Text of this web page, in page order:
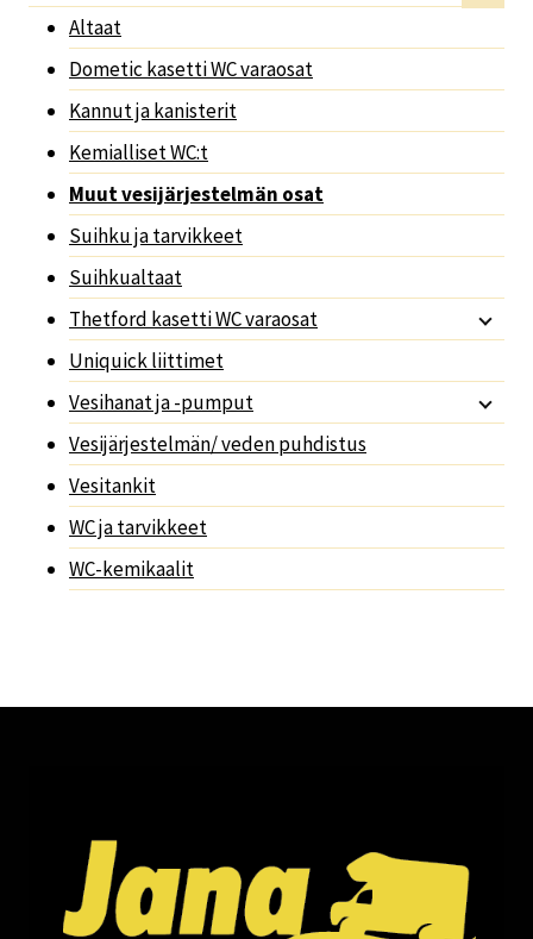
Altaat
Dometic kasetti WC varaosat
Kannut ja kanisterit
Kemialliset WC:t
Muut vesijärjestelmän osat
Suihku ja tarvikkeet
Suihkualtaat
Thetford kasetti WC varaosat
Uniquick liittimet
Vesihanat ja -pumput
Vesijärjestelmän/ veden puhdistus
Vesitankit
WC ja tarvikkeet
WC-kemikaalit